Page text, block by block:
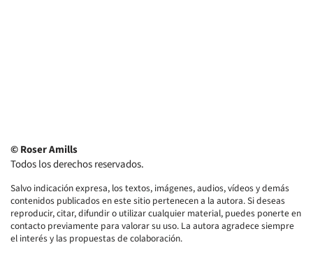
© Roser Amills
Todos los derechos reservados.
Salvo indicación expresa, los textos, imágenes, audios, vídeos y demás
contenidos publicados en este sitio pertenecen a la autora. Si deseas
reproducir, citar, difundir o utilizar cualquier material, puedes ponerte en
contacto previamente para valorar su uso. La autora agradece siempre
el interés y las propuestas de colaboración.